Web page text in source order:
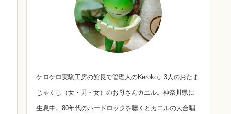
ケロケロ実験工房の館長で管理人のKeroko。3人のおたま
じゃくし（女・男・女）のお母さんカエル。神奈川県に
生息中。80年代のハードロックを聴くとカエルの大合唱